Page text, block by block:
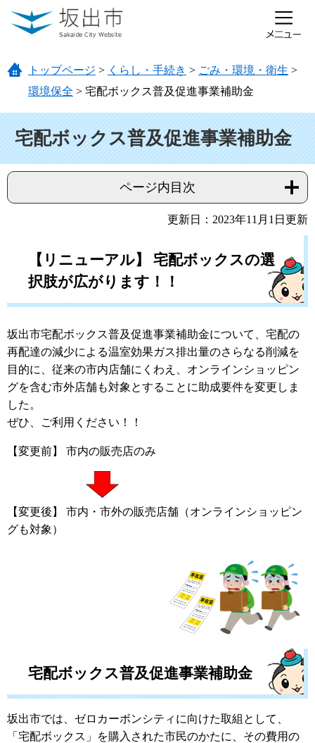
ページの先頭です。
メニューを飛ばして本文へ
トップページ > くらし・手続き > ごみ・環境・衛生 >
環境保全 > 宅配ボックス普及促進事業補助金
宅配ボックス普及促進事業補助金
ページ内目次
更新日：2023年11月1日更新
【リニューアル】 宅配ボックスの選
択肢が広がります！！
坂出市宅配ボックス普及促進事業補助金について、宅配の
再配達の減少による温室効果ガス排出量のさらなる削減を
目的に、従来の市内店舗にくわえ、オンラインショッピン
グを含む市外店舗も対象とすることに助成要件を変更しま
した。
ぜひ、ご利用ください！！
【変更前】 市内の販売店のみ
【変更後】 市内・市外の販売店舗（オンラインショッピン
グも対象）
宅配ボックス普及促進事業補助金
坂出市では、ゼロカーボンシティに向けた取組として、
「宅配ボックス」を購入された市民のかたに、その費用の